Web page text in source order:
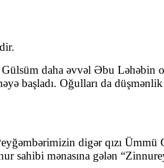
daha əvvəl Əbu Ləhəbin
başladı. Oğulları da
digər qızı Ümmü
sahibi mənasına gələn